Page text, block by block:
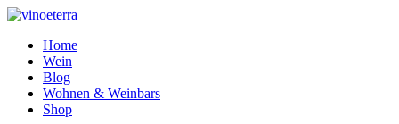
Home
Wein
Blog
Wohnen & Weinbars
Shop